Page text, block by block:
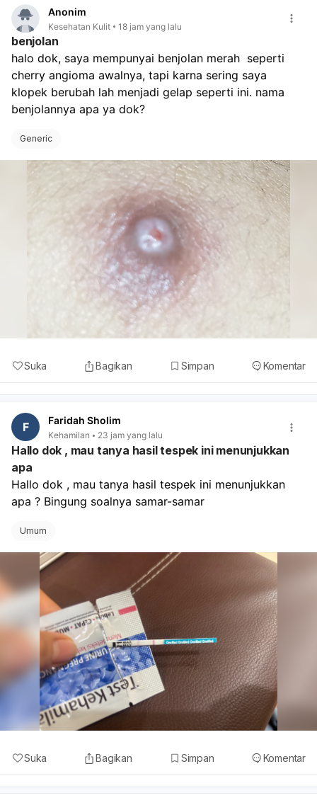
Anonim
Kesehatan Kulit 18 jam yang lalu
benjolan
halo dok, saya mempunyai benjolan merah  seperti
cherry angioma awalnya, tapi karna sering saya
klopek berubah lah menjadi gelap seperti ini. nama
benjolannya apa ya dok?
Generic
Suka Bagikan Simpan Komentar
F Faridah Sholim
Kehamilan 23 jam yang lalu
Hallo dok , mau tanya hasil tespek ini menunjukkan
apa
Hallo dok , mau tanya hasil tespek ini menunjukkan
apa ? Bingung soalnya samar-samar
Umum
Suka Bagikan Simpan Komentar